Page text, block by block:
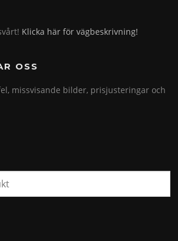
Klicka här för vägbeskrivning!
OSS
missvisande bilder, prisjusteringar och